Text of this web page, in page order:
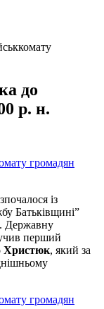
до
р. н.
із
Батьківщині”
. Державну
перший
Христюк, який за